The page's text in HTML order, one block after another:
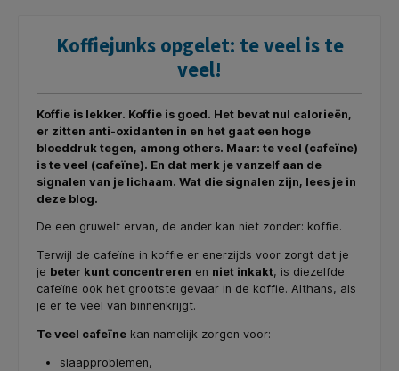
Koffiejunks opgelet: te veel is te
veel!
Koffie is lekker. Koffie is goed. Het bevat nul calorieën,
er zitten anti-oxidanten in en het gaat een hoge
bloeddruk tegen, among others. Maar: te veel (cafeïne)
is te veel (cafeïne). En dat merk je vanzelf aan de
signalen van je lichaam. Wat die signalen zijn, lees je in
deze blog.
De een gruwelt ervan, de ander kan niet zonder: koffie.
Terwijl de cafeïne in koffie er enerzijds voor zorgt dat je
je beter kunt concentreren en niet inkakt, is diezelfde
cafeïne ook het grootste gevaar in de koffie. Althans, als
je er te veel van binnenkrijgt.
Te veel cafeïne kan namelijk zorgen voor:
slaapproblemen,